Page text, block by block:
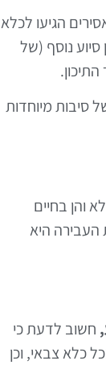
הגיעו לכלא
נוסף (של
וכן לחופשה מעת לעת בשל סיבות מיוחדות
והן בחיים
העבירה היא
חשוב לדעת כי
כלא צבאי, וכן